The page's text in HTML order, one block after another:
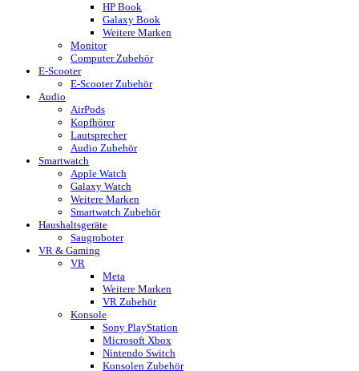
HP Book
Galaxy Book
Weitere Marken
Monitor
Computer Zubehör
E-Scooter
E-Scooter Zubehör
Audio
AirPods
Kopfhörer
Lautsprecher
Audio Zubehör
Smartwatch
Apple Watch
Galaxy Watch
Weitere Marken
Smartwatch Zubehör
Haushaltsgeräte
Saugroboter
VR & Gaming
VR
Meta
Weitere Marken
VR Zubehör
Konsole
Sony PlayStation
Microsoft Xbox
Nintendo Switch
Konsolen Zubehör